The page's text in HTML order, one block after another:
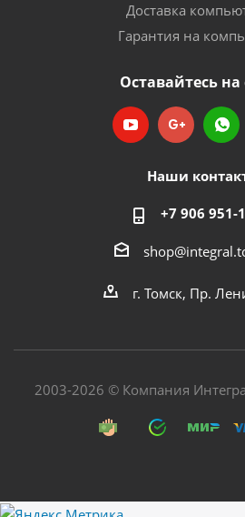
Доставка
Гарантия на
Оставайтесь на
Наши
+7 906 951-
г. Томск, Пр.
2003-2026 © Компания